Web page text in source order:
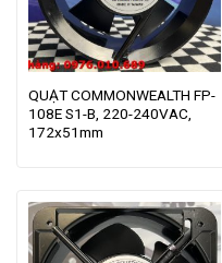
QUẠT COMMONWEALTH FP-
108E S1-B, 220-240VAC,
172x51mm